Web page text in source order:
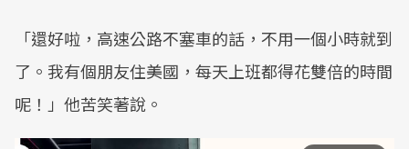
「還好啦，高速公路不塞車的話，不用一個小時就到
了。我有個朋友住美國，每天上班都得花雙倍的時間
呢！」他苦笑著說。